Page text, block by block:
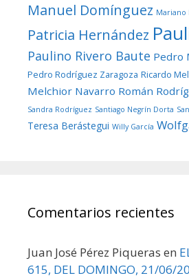
Manuel Domínguez Mariano
Patricia Hernández
Paulino Rivero Baute Pedro
Pedro Rodríguez Zaragoza Ricardo
Melchior Navarro Román
Sandra Rodríguez Santiago Negrín Dorta
Teresa Berástegui Willy García
Comentarios recientes
Juan José Pérez Piqueras en
615, DEL DOMINGO, 21/06/